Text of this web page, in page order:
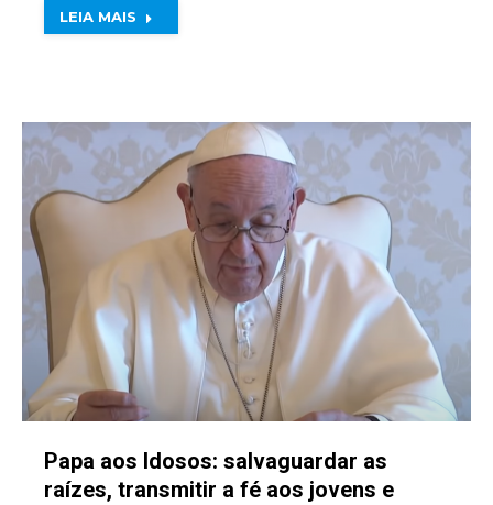
LEIA MAIS
Papa aos Idosos: salvaguardar as
raízes, transmitir a fé aos jovens e